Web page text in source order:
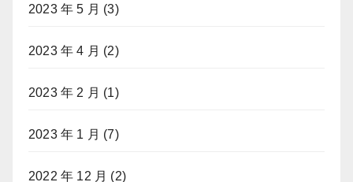
2023 年 5 月 (3)
2023 年 4 月 (2)
2023 年 2 月 (1)
2023 年 1 月 (7)
2022 年 12 月 (2)